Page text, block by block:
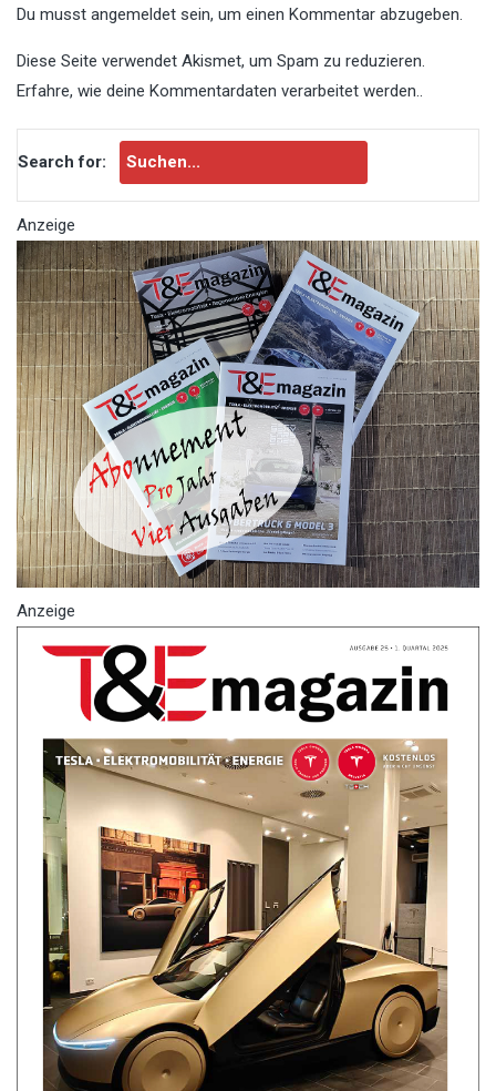
Du musst angemeldet sein, um einen Kommentar abzugeben.
Diese Seite verwendet Akismet, um Spam zu reduzieren.
Erfahre, wie deine Kommentardaten verarbeitet werden..
Search for:
Anzeige
Anzeige